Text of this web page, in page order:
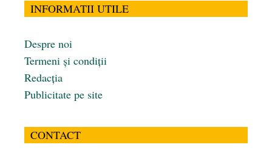
INFORMATII UTILE
Despre noi
Termeni și condiții
Redacția
Publicitate pe site
CONTACT